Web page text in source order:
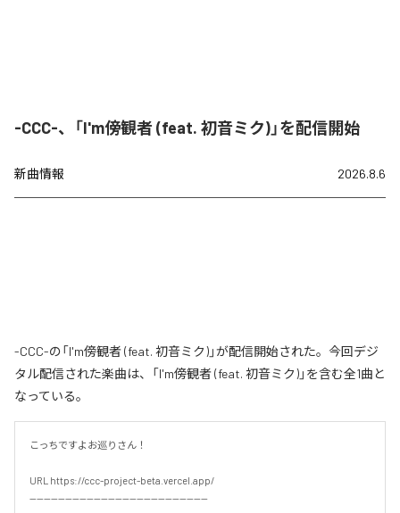
-CCC-、「I'm傍観者 (feat. 初音ミク)」を配信開始
新曲情報 2026.8.6
-CCC-の「I'm傍観者 (feat. 初音ミク)」が配信開始された。今回デジ
タル配信された楽曲は、「I'm傍観者 (feat. 初音ミク)」を含む全1曲と
なっている。
こっちですよお巡りさん！
URL https://ccc-project-beta.vercel.app/
--------------------------------------------------